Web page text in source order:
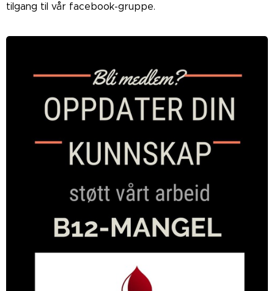
tilgang til vår facebook-gruppe.